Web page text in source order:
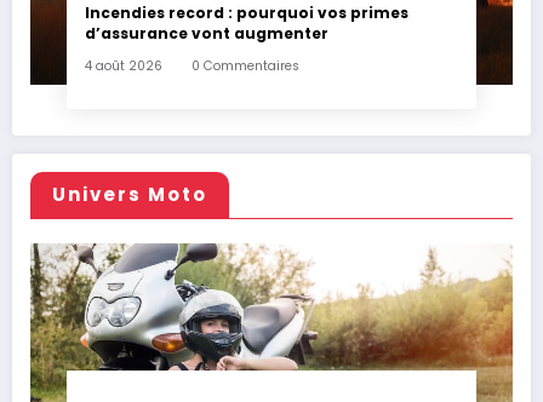
Incendies record : pourquoi vos primes
d’assurance vont augmenter
4 août 2026 0 Commentaires
Univers Moto